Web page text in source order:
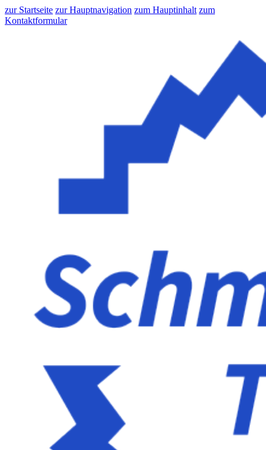
zur Startseite zur Hauptnavigation zum Hauptinhalt zum
Kontaktformular